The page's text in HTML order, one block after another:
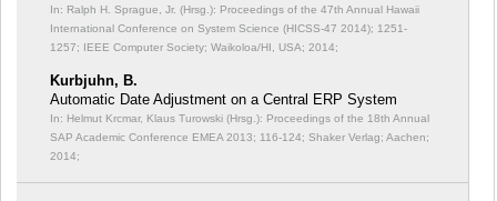
In: Ralph H. Sprague, Jr. (Hrsg.): Proceedings of the 47th Annual Hawaii
International Conference on System Science (HICSS-47 2014); 1251-
1257; IEEE Computer Society; Waikoloa/HI, USA; 2014;
Kurbjuhn, B.
Automatic Date Adjustment on a Central ERP System
In: Helmut Krcmar, Klaus Turowski (Hrsg.): Proceedings of the 18th Annual
SAP Academic Conference EMEA 2013; 116-124; Shaker Verlag; Aachen;
2014;